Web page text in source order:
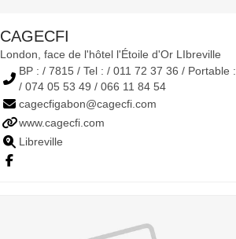
CAGECFI
London, face de l'hôtel l'Étoile d'Or LIbreville
BP : / 7815 / Tel : / 011 72 37 36 / Portable :
/ 074 05 53 49 / 066 11 84 54
cagecfigabon@cagecfi.com
www.cagecfi.com
Libreville